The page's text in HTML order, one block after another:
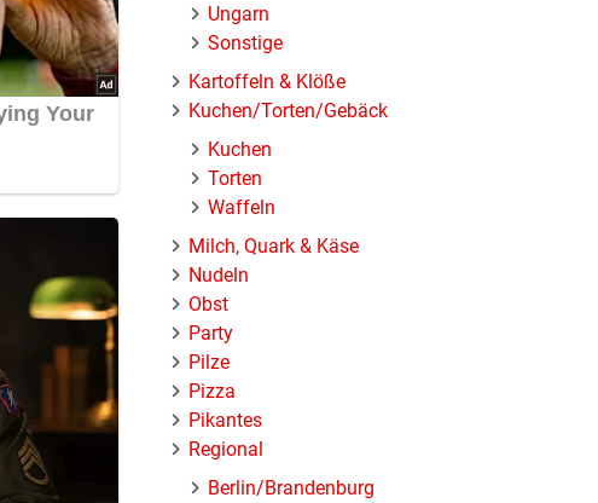
Ungarn
Sonstige
Kartoffeln & Klöße
Kuchen/Torten/Gebäck
Kuchen
Torten
Waffeln
Milch, Quark & Käse
Nudeln
Obst
Party
Pilze
Pizza
Pikantes
Regional
Berlin/Brandenburg